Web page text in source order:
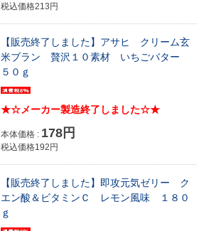
税込価格213円
【販売終了しました】アサヒ クリーム玄
米ブラン 贅沢１０素材 いちごバター
５０ｇ
★☆メーカー製造終了しました☆★
本体価格 : 178円
税込価格192円
【販売終了しました】即攻元気ゼリー ク
エン酸＆ビタミンＣ レモン風味 １８０
ｇ